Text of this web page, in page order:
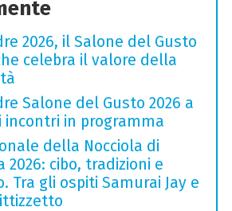
2026, il Salone del Gusto
celebra il valore della
Salone del Gusto 2026 a
incontri in programma
della Nocciola di
2026: cibo, tradizioni e
Tra gli ospiti Samurai Jay e